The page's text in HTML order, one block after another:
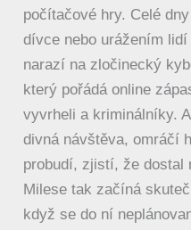
počítačové hry. Celé
dívce nebo urážením
narazí na zločinecký
který pořádá online
vyvrheli a kriminálníky.
divná návštěva, omráčí
probudí, zjistí, že dostal
Milese tak začíná
když se do ní